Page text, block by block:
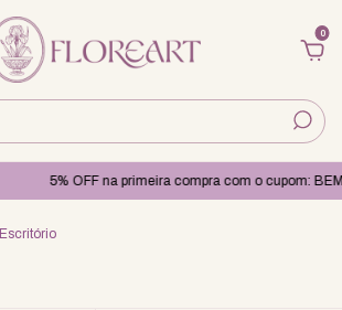
0
5% OFF na primeira compra com o cupom:
Escritório